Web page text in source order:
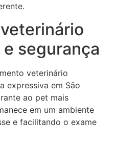
segurança
veterinário
expressiva em São
ao pet mais
em um ambiente
e facilitando o exame